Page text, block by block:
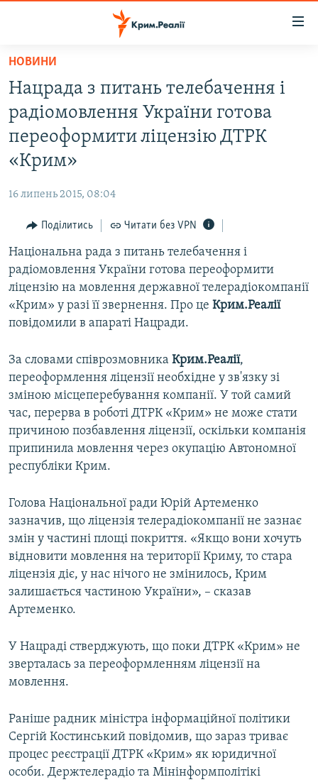
Перейти
основного
матеріалу
Перейти
до
основної
Перейти
пошуку
ВОДА.КРИМ
ВІДЕО ТА ФОТО
ПОЛІТИКА
ІНТЕРВ'Ю
ВСЕ ЗА ДЕНЬ
СПЕЦПРОЕКТИ
ДЕПОРТАЦІЯ
ВІДЕОУРОКИ «ELIFBE»
СВІДЧЕННЯ ОКУПАЦІЇ
УКРАЇНСЬКА ПРОБЛЕМА КРИМУ
ІНФОГРАФІКА
ЯК ОБІЙТИ БЛОКУВАННЯ
Qırımtatar
Усі сайти RFE/RL
НОВИНИ
Нацрада з питань телебачення і
радіомовлення України готова
переоформити ліцензію ДТРК
«Крим»
16 липень 2015, 08:04
Поділитись Читати без VPN
Національна рада з питань телебачення і
радіомовлення України готова переоформити
ліцензію на мовлення державної телерадіокомпанії
«Крим» у разі її звернення. Про це Крим.Реалії
повідомили в апараті Нацради.
За словами співрозмовника Крим.Реалії,
переоформлення ліцензії необхідне у зв'язку зі
зміною місцеперебування компанії. У той самий
час, перерва в роботі ДТРК «Крим» не може стати
причиною позбавлення ліцензії, оскільки компанія
припинила мовлення через окупацію Автономної
республіки Крим.
Голова Національної ради Юрій Артеменко
зазначив, що ліцензія телерадіокомпанії не зазнає
змін у частині площі покриття. «Якщо вони хочуть
відновити мовлення на території Криму, то стара
ліцензія діє, у нас нічого не змінилось, Крим
залишається частиною України», – сказав
Артеменко.
У Нацраді стверджують, що поки ДТРК «Крим» не
зверталась за переоформленням ліцензії на
мовлення.
Раніше радник міністра інформаційної політики
Сергій Костинський повідомив, що зараз триває
процес реєстрації ДТРК «Крим» як юридичної
особи. Держтелерадіо та Мінінформполітікі